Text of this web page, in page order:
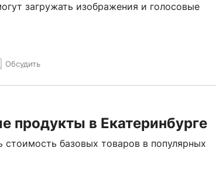
загружать изображения и голосовые
Обсудить
продукты в Екатеринбурге
стоимость базовых товаров в популярных